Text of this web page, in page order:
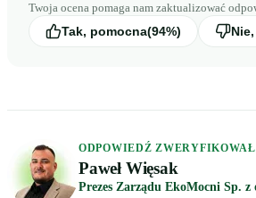
Twoja ocena pomaga nam zaktualizować
Tak, pomocna(94%)
ODPOWIEDŹ ZWERYFIKOWAŁ
Paweł Więsak
Prezes Zarządu EkoMocni Sp. z